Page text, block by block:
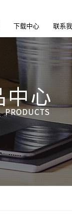
下载中心 联系